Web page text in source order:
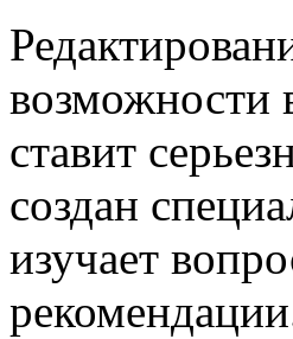
возможности
ставит
создан
изучает